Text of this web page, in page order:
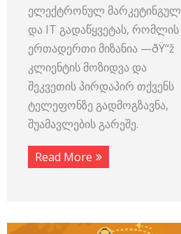
ელექტრონულ მარკეტინგულ
და IT გადაწყვეტას, რომლის
ერთადერთი მიზანია —ðŸ“ž
კლიენტის მოზიდვა და
შეკვეთის პირდაპირ თქვენს
ტელეფონზე გადმოგზავნა,
შუამავლების გარეშე.
Read More